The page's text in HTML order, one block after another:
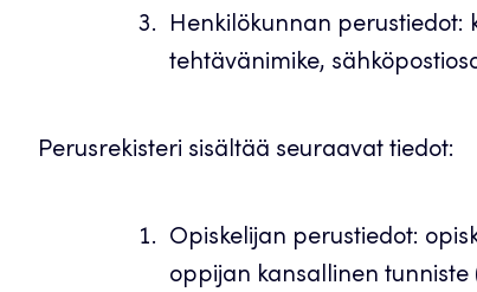
Henkilökunnan perustiedot:
tehtävänimike,
Perusrekisteri sisältää seuraavat tiedot:
Opiskelijan perustiedot:
oppijan kansallinen tunniste